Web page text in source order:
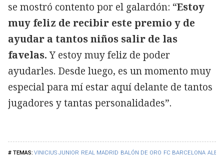
VINICIUS JUNIOR REAL MADRID BALÓN DE ORO FC BARCELONA
se mostró contento por el galardón: “Estoy
muy feliz de recibir este premio y de
ayudar a tantos niños salir de las
favelas.Y estoy muy feliz de poder
ayudarles. Desde luego, es un momento muy
especial para mí estar aquí delante de tantos
jugadores y tantas personalidades”.